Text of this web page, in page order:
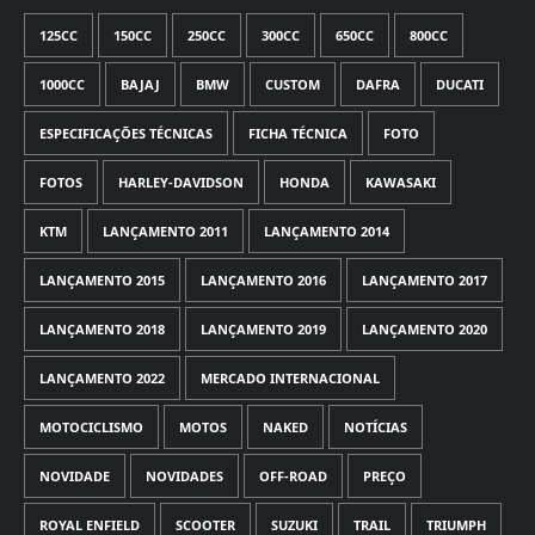
125CC 150CC 250CC 300CC 650CC 800CC
1000CC BAJAJ BMW CUSTOM DAFRA DUCATI
ESPECIFICAÇÕES TÉCNICAS FICHA TÉCNICA FOTO
FOTOS HARLEY-DAVIDSON HONDA KAWASAKI
KTM LANÇAMENTO 2011 LANÇAMENTO 2014
LANÇAMENTO 2015 LANÇAMENTO 2016 LANÇAMENTO 2017
LANÇAMENTO 2018 LANÇAMENTO 2019 LANÇAMENTO 2020
LANÇAMENTO 2022 MERCADO INTERNACIONAL
MOTOCICLISMO MOTOS NAKED NOTÍCIAS
NOVIDADE NOVIDADES OFF-ROAD PREÇO
ROYAL ENFIELD SCOOTER SUZUKI TRAIL TRIUMPH